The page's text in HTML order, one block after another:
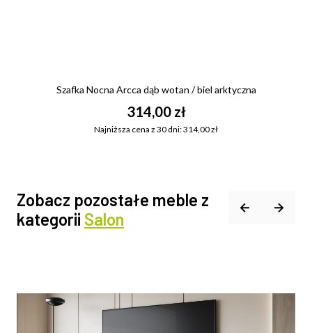
Szafka Nocna Arcca dąb wotan / biel arktyczna
314,00 zł
Najniższa cena z 30 dni: 314,00 zł
Zobacz pozostałe meble z
kategorii Salon